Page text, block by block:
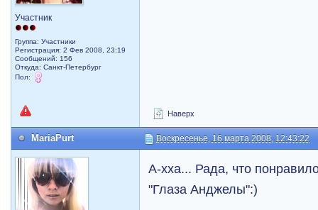
Участник
Группа: Участники
Регистрация: 2 Фев 2008, 23:19
Сообщений: 156
Откуда: Санкт-Петербург
Пол:
Наверх
MariaPurt Воскресенье, 16 марта 2008, 12:43:22
А-хха... Рада, что
"Глаза Анджелы":)